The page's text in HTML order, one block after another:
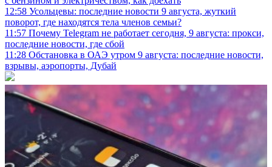
12:58 Усольцевы: последние новости 9 августа, жуткий
поворот, где находятся тела членов семьи?
11:57 Почему Telegram не работает сегодня, 9 августа: прокси,
последние новости, где сбой
11:28 Обстановка в ОАЭ утром 9 августа: последние новости,
взрывы, аэропорты, Дубай